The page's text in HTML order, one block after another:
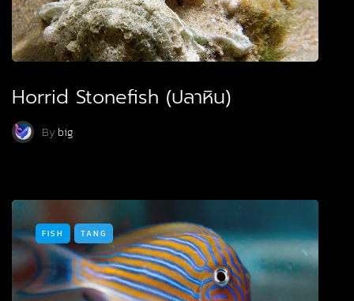
Horrid Stonefish (ปลาหิน)
Bybig
FISH TANG